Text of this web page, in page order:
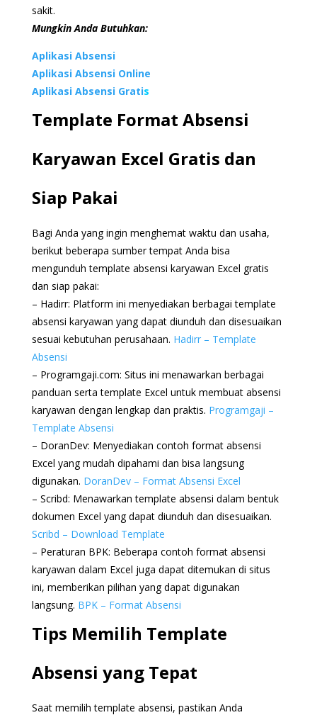
sakit.
Mungkin Anda Butuhkan:
Aplikasi Absensi
Aplikasi Absensi Online
Aplikasi Absensi Gratis
Template Format Absensi
Karyawan Excel Gratis dan
Siap Pakai
Bagi Anda yang ingin menghemat waktu dan usaha,
berikut beberapa sumber tempat Anda bisa
mengunduh template absensi karyawan Excel gratis
dan siap pakai:
– Hadirr: Platform ini menyediakan berbagai template
absensi karyawan yang dapat diunduh dan disesuaikan
sesuai kebutuhan perusahaan. Hadirr – Template
Absensi
– Programgaji.com: Situs ini menawarkan berbagai
panduan serta template Excel untuk membuat absensi
karyawan dengan lengkap dan praktis. Programgaji –
Template Absensi
– DoranDev: Menyediakan contoh format absensi
Excel yang mudah dipahami dan bisa langsung
digunakan. DoranDev – Format Absensi Excel
– Scribd: Menawarkan template absensi dalam bentuk
dokumen Excel yang dapat diunduh dan disesuaikan.
Scribd – Download Template
– Peraturan BPK: Beberapa contoh format absensi
karyawan dalam Excel juga dapat ditemukan di situs
ini, memberikan pilihan yang dapat digunakan
langsung. BPK – Format Absensi
Tips Memilih Template
Absensi yang Tepat
Saat memilih template absensi, pastikan Anda